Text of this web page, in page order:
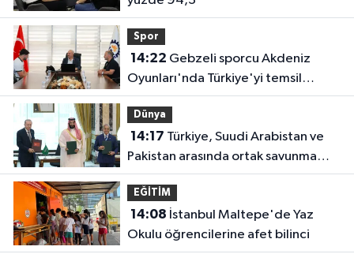
Spor
14:22
Oyunları'nda Türkiye'yi temsil
edecek
Dünya
14:17
Pakistan arasında ortak savunma
anlaşması imzalandı
EĞİTİM
14:08
Okulu öğrencilerine afet bilinci